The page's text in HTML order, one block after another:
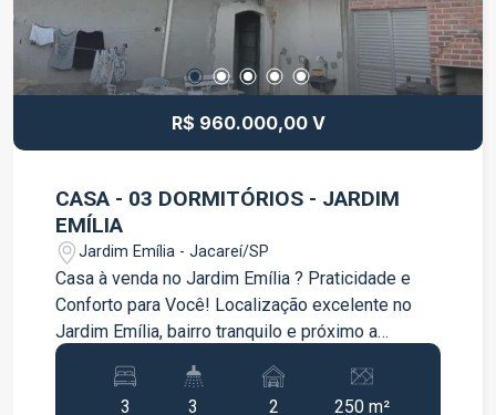
R$ 960.000,00 V
CASA - 03 DORMITÓRIOS - JARDIM
EMÍLIA
Jardim Emília - Jacareí/SP
Casa à venda no Jardim Emília ? Praticidade e
Conforto para Você! Localização excelente no
Jardim Emília, bairro tranquilo e próximo a
comércios, escolas e serviços. Características
do imóvel: Área total: 178 m² Dormitórios: 3
3 3 2 250 m²